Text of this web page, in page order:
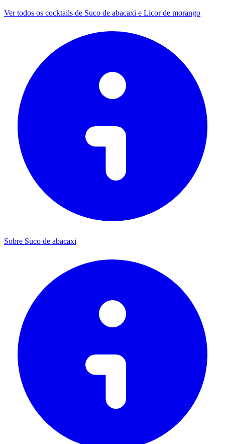
Ver todos os cocktails de Suco de abacaxi e Licor de morango
Sobre Suco de abacaxi